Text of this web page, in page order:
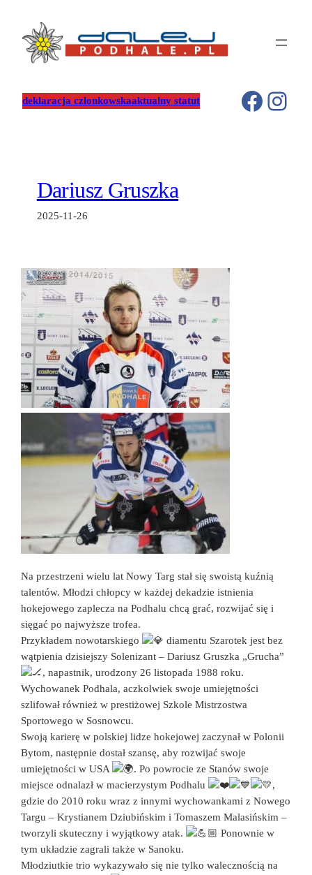
treści
deklaracja członkowskaaktualny statut
Dariusz Gruszka
2025-11-26
Na przestrzeni wielu lat Nowy Targ stał się swoistą kuźnią
talentów. Młodzi chłopcy w każdej dekadzie istnienia
hokejowego zaplecza na Podhalu chcą grać, rozwijać się i
sięgać po najwyższe trofea.
Przykładem nowotarskiego
diamentu Szarotek jest bez
wątpienia dzisiejszy Solenizant – Dariusz Gruszka „Grucha”
, napastnik, urodzony 26 listopada 1988 roku.
Wychowanek Podhala, aczkolwiek swoje umiejętności
szlifował również w prestiżowej Szkole Mistrzostwa
Sportowego w Sosnowcu.
Swoją karierę w polskiej lidze hokejowej zaczynał w Polonii
Bytom, następnie dostał szansę, aby rozwijać swoje
umiejętności w USA
. Po powrocie ze Stanów swoje
miejsce odnalazł w macierzystym Podhalu
,
gdzie do 2010 roku wraz z innymi wychowankami z Nowego
Targu – Krystianem Dziubińskim i Tomaszem Malasińskim –
tworzyli skuteczny i wyjątkowy atak.
Ponownie w
tym układzie zagrali także w Sanoku.
Młodziutkie trio wykazywało się nie tylko walecznością na